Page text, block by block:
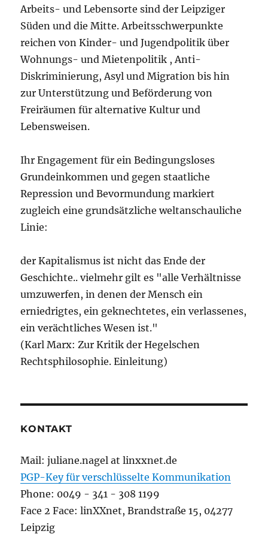
Arbeits- und Lebensorte sind der Leipziger
Süden und die Mitte. Arbeitsschwerpunkte
reichen von Kinder- und Jugendpolitik über
Wohnungs- und Mietenpolitik , Anti-
Diskriminierung, Asyl und Migration bis hin
zur Unterstützung und Beförderung von
Freiräumen für alternative Kultur und
Lebensweisen.
Ihr Engagement für ein Bedingungsloses
Grundeinkommen und gegen staatliche
Repression und Bevormundung markiert
zugleich eine grundsätzliche weltanschauliche
Linie:
der Kapitalismus ist nicht das Ende der
Geschichte.. vielmehr gilt es "alle Verhältnisse
umzuwerfen, in denen der Mensch ein
erniedrigtes, ein geknechtetes, ein verlassenes,
ein verächtliches Wesen ist."
(Karl Marx: Zur Kritik der Hegelschen
Rechtsphilosophie. Einleitung)
KONTAKT
Mail: juliane.nagel at linxxnet.de
PGP-Key für verschlüsselte Kommunikation
Phone: 0049 - 341 - 308 1199
Face 2 Face: linXXnet, Brandstraße 15, 04277
Leipzig